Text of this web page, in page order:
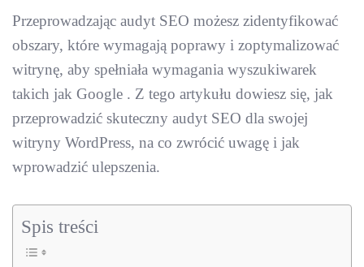
Przeprowadzając audyt SEO możesz zidentyfikować
obszary, które wymagają poprawy i zoptymalizować
witrynę, aby spełniała wymagania wyszukiwarek
takich jak Google . Z tego artykułu dowiesz się, jak
przeprowadzić skuteczny audyt SEO dla swojej
witryny WordPress, na co zwrócić uwagę i jak
wprowadzić ulepszenia.
Spis treści